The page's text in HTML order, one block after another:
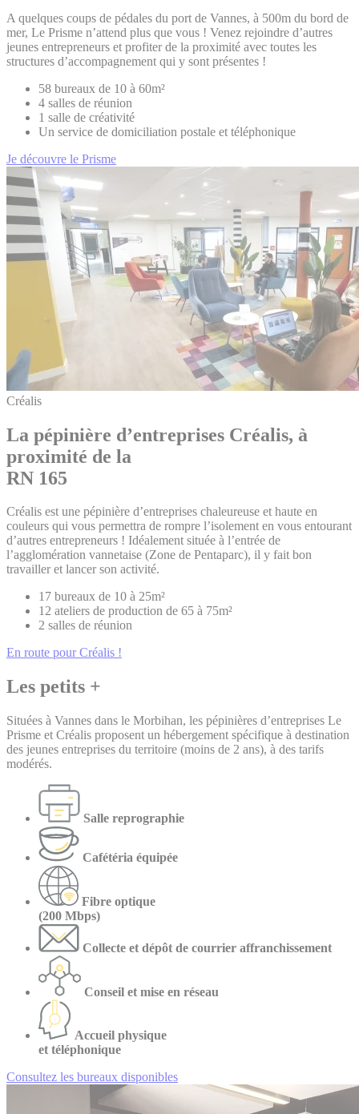
A quelques coups de pédales du port de Vannes, à 500m du bord de
mer, Le Prisme n’attend plus que vous ! Venez rejoindre d’autres
jeunes entrepreneurs et profiter de la proximité avec toutes les
structures d’accompagnement qui y sont présentes !
58 bureaux de 10 à 60m²
4 salles de réunion
1 salle de créativité
Un service de domiciliation postale et téléphonique
Je découvre le Prisme
Créalis
La pépinière d’entreprises Créalis, à
proximité de la
RN 165
Créalis est une pépinière d’entreprises chaleureuse et haute en
couleurs qui vous permettra de rompre l’isolement en vous entourant
d’autres entrepreneurs ! Idéalement située à l’entrée de
l’agglomération vannetaise (Zone de Pentaparc), il y fait bon
travailler et lancer son activité.
17 bureaux de 10 à 25m²
12 ateliers de production de 65 à 75m²
2 salles de réunion
En route pour Créalis !
Les petits +
Situées à Vannes dans le Morbihan, les pépinières d’entreprises Le
Prisme et Créalis proposent un hébergement spécifique à destination
des jeunes entreprises du territoire (moins de 2 ans), à des tarifs
modérés.
Salle reprographie
Cafétéria équipée
Fibre optique
(200 Mbps)
Collecte et dépôt de courrier affranchissement
Conseil et mise en réseau
Accueil physique
et téléphonique
Consultez les bureaux disponibles